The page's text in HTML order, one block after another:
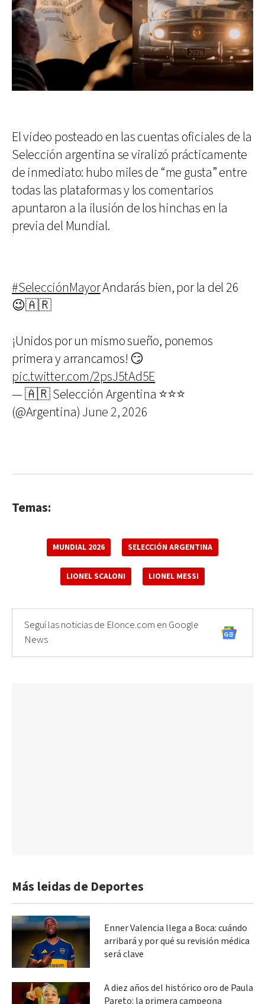
El video posteado en las cuentas oficiales de la
Selección argentina se viralizó prácticamente
de inmediato: hubo miles de “me gusta” entre
todas las plataformas y los comentarios
apuntaron a la ilusión de los hinchas en la
previa del Mundial.
#SelecciónMayorAndarás bien, por la del 26
😉🇦🇷
¡Unidos por un mismo sueño, ponemos
primera y arrancamos! 😏
pic.twitter.com/2psJ5tAd5E
— 🇦🇷 Selección Argentina ⭐⭐⭐
(@Argentina) June 2, 2026
Temas:
MUNDIAL 2026 SELECCIÓN ARGENTINA
LIONEL SCALONI LIONEL MESSI
Seguí las noticias de Elonce.com en Google
News
Más leidas de Deportes
Enner Valencia llega a Boca: cuándo
arribará y por qué su revisión médica
será clave
A diez años del histórico oro de Paula
Pareto: la primera campeona